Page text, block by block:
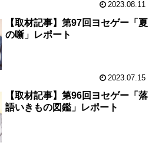
2023.08.11
【取材記事】第97回ヨセゲー「夏
の噺」レポート
2023.07.15
【取材記事】第96回ヨセゲー「落
語いきもの図鑑」レポート